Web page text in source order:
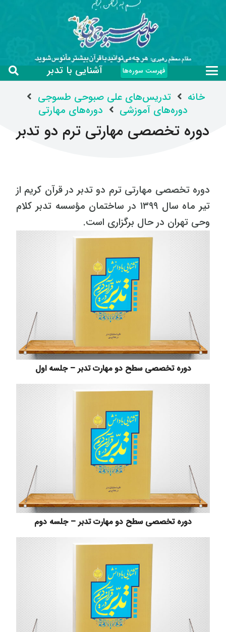
فهرست سوره‌ها
آشنایی با تدبر
خانه
تدریس‌های علی صبوحی طسوجی
دوره‌های آموزشی
دوره‌های مهارتی
دوره تخصصی مهارتی ترم دو تدبر
دوره تخصصی مهارتی ترم دو تدبر در قرآن کریم از
تیر ماه سال ۱۳۹۹ در ساختمان مؤسسه تدبر کلام
وحی تهران در حال برگزاری است.
دوره تخصصی سطح دو مهارت تدبر – جلسه اول
دوره تخصصی سطح دو مهارت تدبر – جلسه دوم